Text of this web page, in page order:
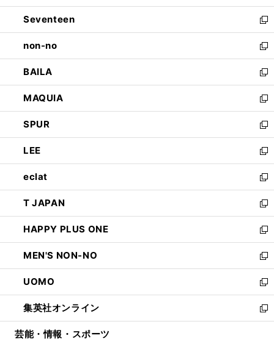
開
く
ウ
で
開
く
ン
ド
ウ
で
開
く
Seventeen
新
し
い
ウ
ィ
ン
ド
ウ
で
開
く
non-no
新
し
い
ウ
ィ
ン
ド
ウ
で
開
く
BAILA
新
し
い
ウ
ィ
ン
ド
ウ
で
開
く
MAQUIA
新
し
い
ウ
ィ
ン
ド
ウ
で
開
く
SPUR
新
し
い
ウ
ィ
ン
ド
ウ
で
開
く
LEE
新
し
い
ウ
ィ
ン
ド
ウ
で
開
く
eclat
新
し
い
ウ
ィ
ン
ド
ウ
で
開
く
T JAPAN
新
し
い
ウ
ィ
ン
ド
ウ
で
開
HAPPY PLUS ONE
新
し
い
ウ
ィ
ン
ド
ウ
MEN'S NON-NO
新
し
い
ウ
ィ
ン
UOMO
新
し
い
ウ
集英社オンライン
新
し
芸能・情報・スポーツ